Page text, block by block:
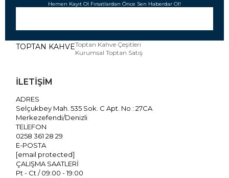
Hemen Kayıt Ol Fırsatlardan Önce Sen Haberdar Ol!
TOPTAN KAHVEToptan Kahve Çeşitleri
Kurumsal Toptan Satış
İLETİŞİM
ADRES
Selçukbey Mah. 535 Sok. C Apt. No : 27CA
Merkezefendi/Denizli
TELEFON
0258 361 28 29
E-POSTA
[email protected]
ÇALIŞMA SAATLERİ
Pt - Ct / 09:00 - 19:00